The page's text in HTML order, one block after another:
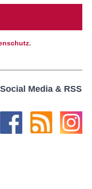
.
Social Media & RSS